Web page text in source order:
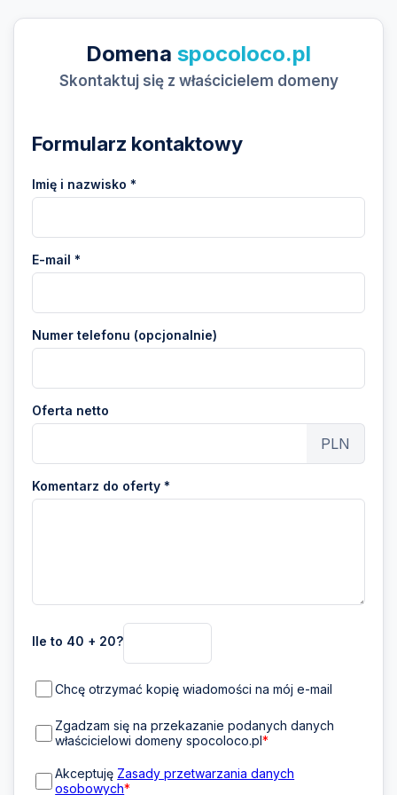
Domena spocoloco.pl
Skontaktuj się z właścicielem domeny
Formularz kontaktowy
Imię i nazwisko *
E-mail *
Numer telefonu (opcjonalnie)
Oferta netto
PLN
Komentarz do oferty *
Ile to 40 + 20?
Chcę otrzymać kopię wiadomości na mój e-mail
Zgadzam się na przekazanie podanych danych
właścicielowi domeny spocoloco.pl*
Akceptuję Zasady przetwarzania danych
osobowych*